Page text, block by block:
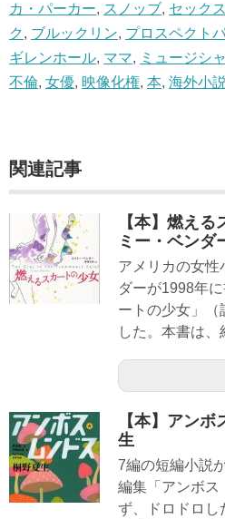
カ・パーカー, スノッブ, セック
ク , ブルックリン, プロスペクト
ギレンホール, ママ, ミュージシ
不倫, 女優, 映像化権, 本, 海外小説
関連記事
【本】燃え
ミー・ベンダ
アメリカの女性
ダーが1998年
ートの少女」（
した。本書は、
【本】アン
生
7編の短編小説
編集「アンボス
ず、ドロドロし